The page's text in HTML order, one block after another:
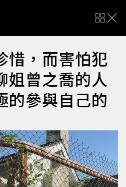
惜，而害怕犯
姐曾之喬的人
的參與自己的